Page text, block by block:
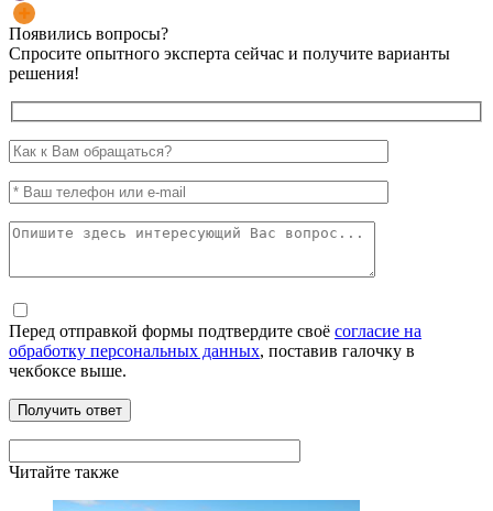
Появились вопросы?
Спросите опытного эксперта сейчас и получите варианты
решения!
Перед отправкой формы подтвердите своё согласие на
обработку персональных данных, поставив галочку в
чекбоксе выше.
Читайте также